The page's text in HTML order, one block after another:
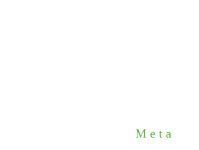
Meta